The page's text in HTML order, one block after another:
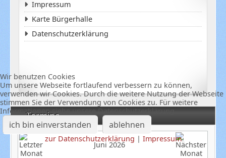
Termine
Juni 2026
Impressum
Karte Bürgerhalle
Datenschutzerklärung
Wir benutzen Cookies
Um unsere Webseite fortlaufend verbessern zu können,
verwenden wir Cookies. Durch die weitere Nutzung der Webseite
stimmen Sie der Verwendung von Cookies zu. Für weitere
Informationen siehe unsere Datenschutzerklärung
ich bin einverstanden ablehnen
zur Datenschutzerklärung | Impressum